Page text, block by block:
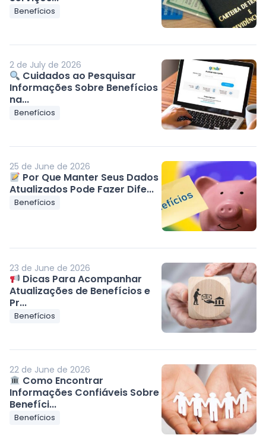
Benefícios
2 de July de 2026
Cuidados ao Pesquisar
Informações Sobre Benefícios
na...
Benefícios
25 de June de 2026
Por Que Manter Seus Dados
Atualizados Pode Fazer Dife...
Benefícios
23 de June de 2026
Dicas Para Acompanhar
Atualizações de Benefícios e
Pr...
Benefícios
22 de June de 2026
Como Encontrar
Informações Confiáveis Sobre
Benefíci...
Benefícios